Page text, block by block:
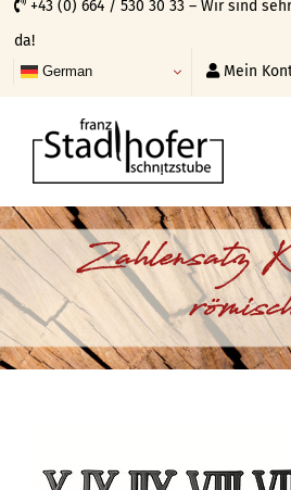
Skip
to
content
+43 (0) 664 / 530 30 33 – Wir sind
da!
German Mein
Zahlensatz